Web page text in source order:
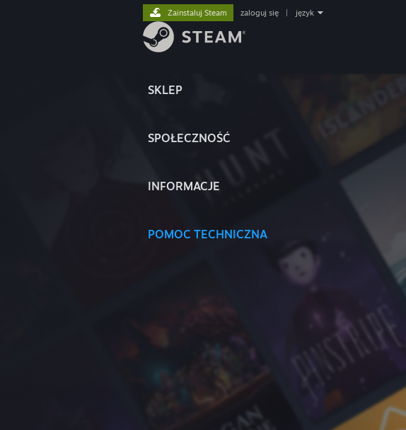
SKLEP
SPOŁECZNOŚĆ
INFORMACJE
POMOC TECHNICZNA
Zainstaluj Steam zaloguj się język